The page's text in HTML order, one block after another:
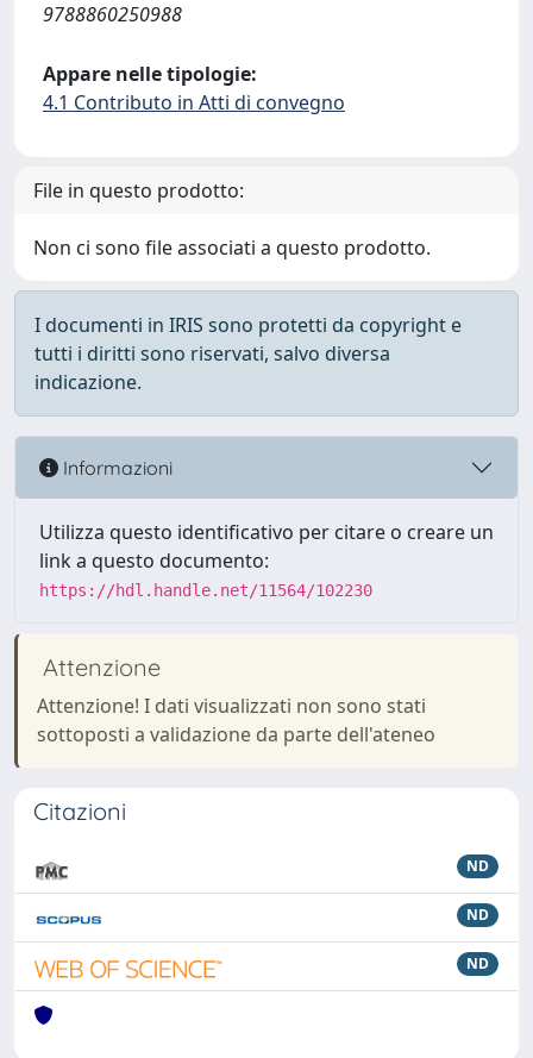
9788860250988
Appare nelle tipologie:
4.1 Contributo in Atti di convegno
File in questo prodotto:
Non ci sono file associati a questo prodotto.
I documenti in IRIS sono protetti da copyright e
tutti i diritti sono riservati, salvo diversa
indicazione.
Informazioni
Utilizza questo identificativo per citare o creare un
link a questo documento:
https://hdl.handle.net/11564/102230
Attenzione
Attenzione! I dati visualizzati non sono stati
sottoposti a validazione da parte dell'ateneo
Citazioni
ND
ND
ND